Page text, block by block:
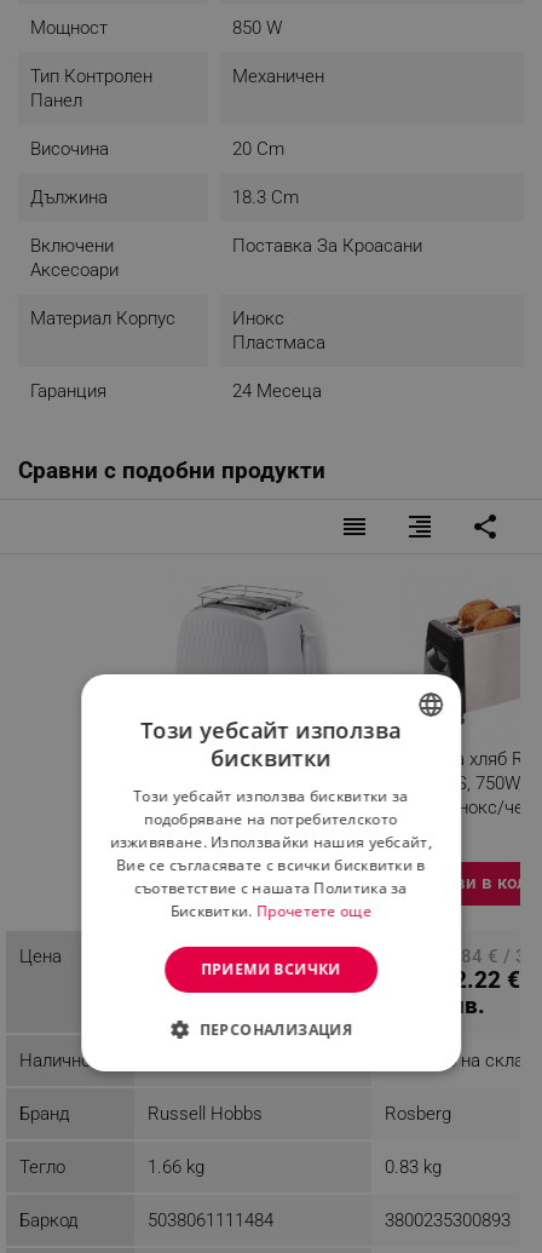
Мощност 850 W
Тип Контролен
Панел
Механичен
Височина 20 Cm
Дължина 18.3 Cm
Включени
Аксесоари
Поставка За Кроасани
Материал Корпус
Инокс
Пластмаса
Гаранция 24 Месеца
Сравни с подобни продукти
reorder format_align_right share
Тостер за хляб Russell
филийки, Високо
повдигане, Широки
отвори, Размразяване,
Разглеждате този
Изберете вариация
Тостер за хляб
R51440AS, 750W, 2
филии, Инокс/
Добави в
Цена
ПЦД: 38.29 € / 74.89
лв.
31.50 € /
ПЦД: 17.84 € /
12.22 € /
23.90 лв.
Наличност Налично на склад
Бранд Russell Hobbs Rosberg
Тегло 1.66 kg 0.83 kg
Баркод 5038061111484 3800235300893
Този уебсайт използва
бисквитки
Този уебсайт използва бисквитки за
подобряване на потребителското
изживяване. Използвайки нашия уебсайт,
Вие се съгласявате с всички бисквитки в
съответствие с нашата Политика за
Бисквитки. Прочетете още
ПРИЕМИ ВСИЧКИ
ПЕРСОНАЛИЗАЦИЯ
СТРОГО НЕОБХОДИМО
ЕФЕКТИВНОСТ
ТАРГЕТИРАНЕ
ФУНКЦИОНАЛНОСТ